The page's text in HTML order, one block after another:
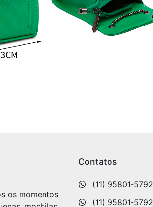
os momentos
Contatos
(11) 95801-5792
(11) 95801-5792